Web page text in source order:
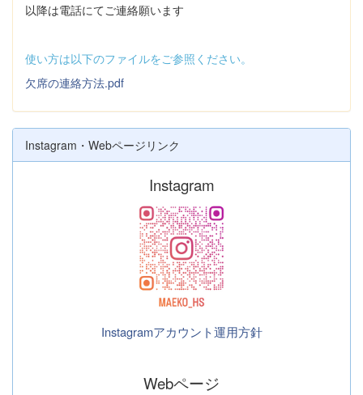
以降は電話にてご連絡願います
使い方は以下のファイルをご参照ください。
欠席の連絡方法.pdf
Instagram・Webページリンク
Instagram
Instagramアカウント運用方針
Webページ